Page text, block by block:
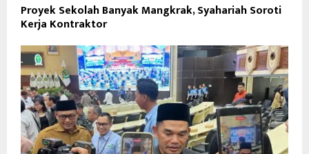
Proyek Sekolah Banyak Mangkrak, Syahariah Soroti
Kerja Kontraktor